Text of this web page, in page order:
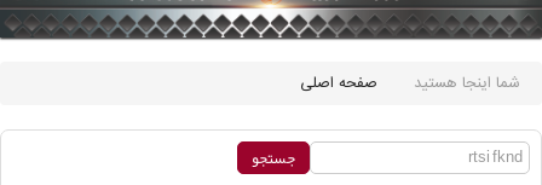
اینستاگرام
سایر
لینک
شما اینجا هستید صفحه اصلی